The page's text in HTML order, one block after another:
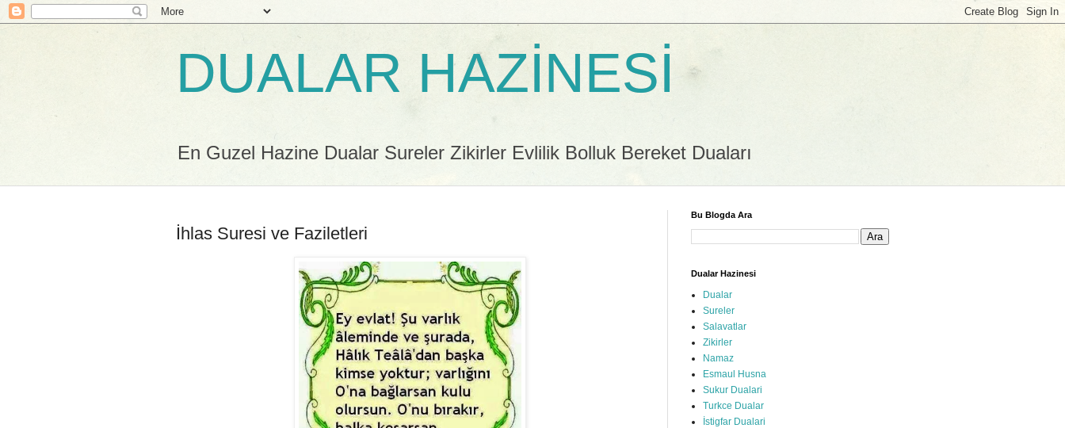
DUALAR HAZİNESİ
En Guzel Hazine Dualar Sureler Zikirler Evlilik Bolluk Bereket Duaları
İhlas Suresi ve Faziletleri
Bu Blogda Ara
Dualar Hazinesi
Dualar
Sureler
Salavatlar
Zikirler
Namaz
Esmaul Husna
Sukur Dualari
Turkce Dualar
İstigfar Dualari